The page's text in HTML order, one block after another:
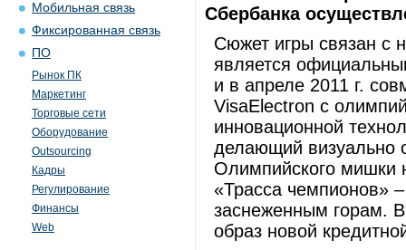
Мобильная связь
Фиксированная связь
ПО
Рынок ПК
Маркетинг
Торговые сети
Оборудование
Outsourcing
Кадры
Регулирование
Финансы
Web
Сбербанка
Сюжет игры связан с
является
и в апреле 2011 г.
VisaElectron с
инновационной
делающий визуально
Олимпийского мишки
«Трасса чемпионов»
заснеженным горам. В
образ новой